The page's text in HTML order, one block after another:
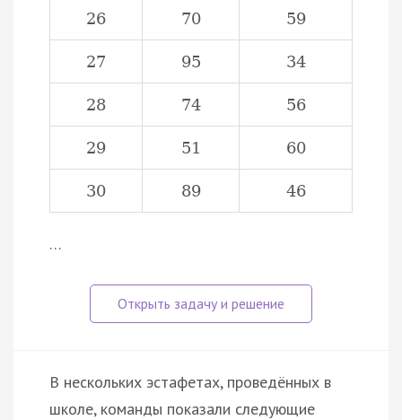
26 70 59
27 95 34
28 74 56
29 51 60
30 89 46
…
В нескольких эстафетах, проведённых в
школе, команды показали следующие